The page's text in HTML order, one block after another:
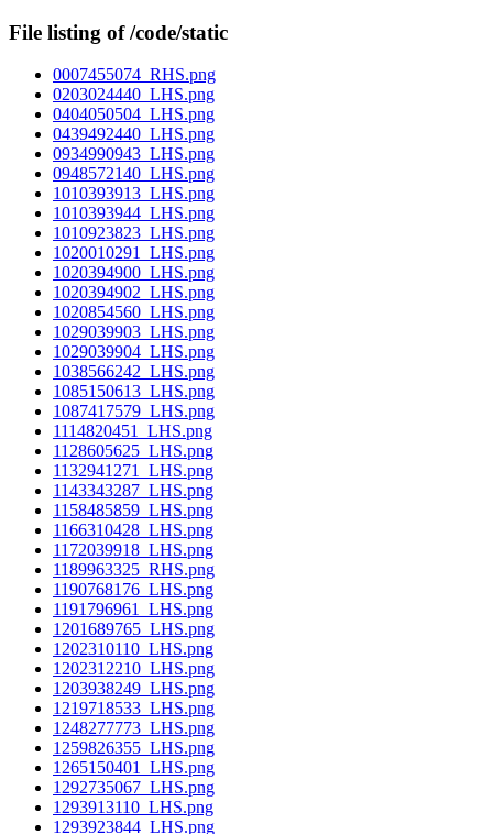
File listing of /code/static
0007455074_RHS.png
0203024440_LHS.png
0404050504_LHS.png
0439492440_LHS.png
0934990943_LHS.png
0948572140_LHS.png
1010393913_LHS.png
1010393944_LHS.png
1010923823_LHS.png
1020010291_LHS.png
1020394900_LHS.png
1020394902_LHS.png
1020854560_LHS.png
1029039903_LHS.png
1029039904_LHS.png
1038566242_LHS.png
1085150613_LHS.png
1087417579_LHS.png
1114820451_LHS.png
1128605625_LHS.png
1132941271_LHS.png
1143343287_LHS.png
1158485859_LHS.png
1166310428_LHS.png
1172039918_LHS.png
1189963325_RHS.png
1190768176_LHS.png
1191796961_LHS.png
1201689765_LHS.png
1202310110_LHS.png
1202312210_LHS.png
1203938249_LHS.png
1219718533_LHS.png
1248277773_LHS.png
1259826355_LHS.png
1265150401_LHS.png
1292735067_LHS.png
1293913110_LHS.png
1293923844_LHS.png